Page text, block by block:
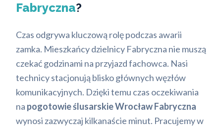
Fabryczna?
Czas odgrywa kluczową rolę podczas awarii
zamka. Mieszkańcy dzielnicy Fabryczna nie muszą
czekać godzinami na przyjazd fachowca. Nasi
technicy stacjonują blisko głównych węzłów
komunikacyjnych. Dzięki temu czas oczekiwania
na pogotowie ślusarskie Wrocław Fabryczna
wynosi zazwyczaj kilkanaście minut. Pracujemy w